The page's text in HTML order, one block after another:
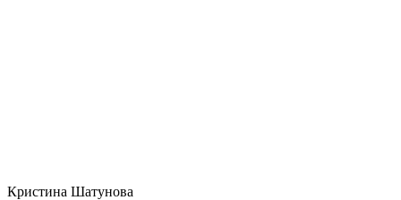
Кристина Шатунова